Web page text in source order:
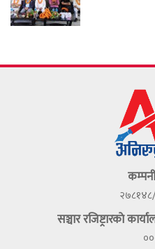
सञ्चार रजिष्ट्रारकाे